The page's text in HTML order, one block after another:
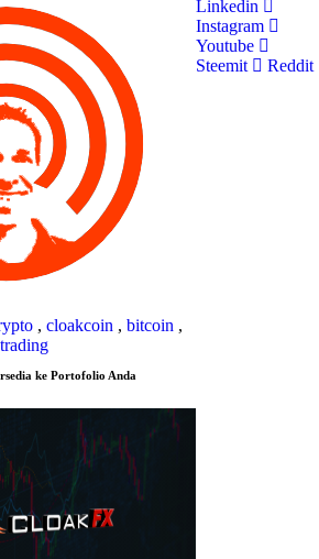
, cloakcoin , bitcoin ,
trading
ke Portofolio Anda
Linkedin
Instagram
Youtube
Steemit
Reddit